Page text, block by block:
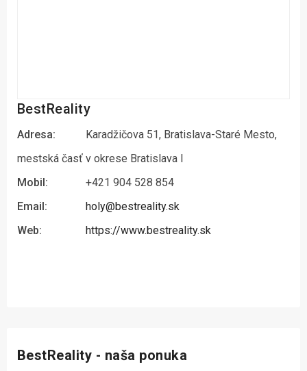
BestReality
Adresa:
Karadžičova 51, Bratislava-Staré Mesto,
mestská časť v okrese Bratislava I
Mobil:
+421 904 528 854
Email:
holy@bestreality.sk
Web:
https://www.bestreality.sk
BestReality - naša ponuka